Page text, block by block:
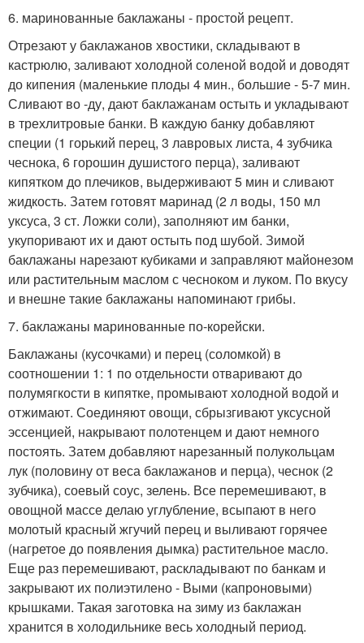
6. маринованные баклажаны - простой рецепт.
Отрезают у баклажанов хвостики, складывают в
кастрюлю, заливают холодной соленой водой и доводят
до кипения (маленькие плоды 4 мин., большие - 5-7 мин.
Сливают во -ду, дают баклажанам остыть и укладывают
в трехлитровые банки. В каждую банку добавляют
специи (1 горький перец, 3 лавровых листа, 4 зубчика
чеснока, 6 горошин душистого перца), заливают
кипятком до плечиков, выдерживают 5 мин и сливают
жидкость. Затем готовят маринад (2 л воды, 150 мл
уксуса, 3 ст. Ложки соли), заполняют им банки,
укупоривают их и дают остыть под шубой. Зимой
баклажаны нарезают кубиками и заправляют майонезом
или растительным маслом с чесноком и луком. По вкусу
и внешне такие баклажаны напоминают грибы.
7. баклажаны маринованные по-корейски.
Баклажаны (кусочками) и перец (соломкой) в
соотношении 1: 1 по отдельности отваривают до
полумягкости в кипятке, промывают холодной водой и
отжимают. Соединяют овощи, сбрызгивают уксусной
эссенцией, накрывают полотенцем и дают немного
постоять. Затем добавляют нарезанный полукольцам
лук (половину от веса баклажанов и перца), чеснок (2
зубчика), соевый соус, зелень. Все перемешивают, в
овощной массе делаю углубление, всыпают в него
молотый красный жгучий перец и выливают горячее
(нагретое до появления дымка) растительное масло.
Еще раз перемешивают, раскладывают по банкам и
закрывают их полиэтилено - Выми (капроновыми)
крышками. Такая заготовка на зиму из баклажан
хранится в холодильнике весь холодный период.